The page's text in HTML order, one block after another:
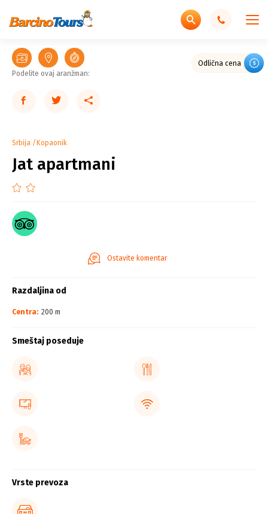
Odlična cena
Podelite ovaj aranžman:
Srbija Kopaonik
Jat apartmani
Ostavite komentar
Razdaljina od
Centra: 200 m
Smeštaj poseduje
Vrste prevoza